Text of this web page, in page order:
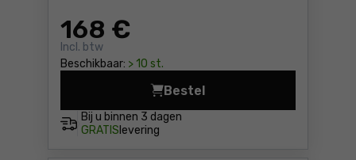
168 €
Incl. btw
Beschikbaar: > 10 st.
Bij u binnen 3 dagen
GRATIS levering
Bestel
Onderstel voor afkortzaag